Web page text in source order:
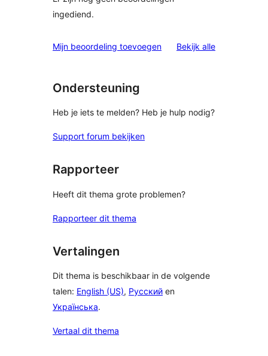
ingediend.
Mijn beoordeling toevoegen Bekijk alle
Ondersteuning
Heb je iets te melden? Heb je hulp nodig?
Support forum bekijken
Rapporteer
Heeft dit thema grote problemen?
Rapporteer dit thema
Vertalingen
Dit thema is beschikbaar in de volgende
talen: English (US), Русский en
Українська.
Vertaal dit thema